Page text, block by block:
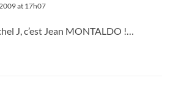
at 17h07
J, c’est Jean MONTALDO !…